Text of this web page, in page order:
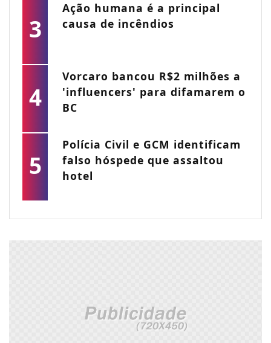
3
Ação humana é a principal
causa de incêndios
4
Vorcaro bancou R$2 milhões a
'influencers' para difamarem o
BC
5
Polícia Civil e GCM identificam
falso hóspede que assaltou
hotel